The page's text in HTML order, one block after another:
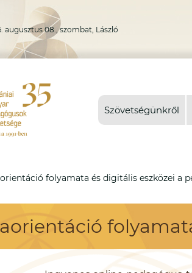
augusztus 08., szombat, László
Szövetségünkről
folyamata és digitális eszközei a